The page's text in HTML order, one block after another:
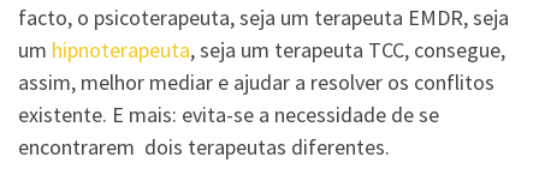
facto, o psicoterapeuta, seja um terapeuta EMDR, seja
um hipnoterapeuta, seja um terapeuta TCC, consegue,
assim, melhor mediar e ajudar a resolver os conflitos
existente. E mais: evita-se a necessidade de se
encontrarem dois terapeutas diferentes.